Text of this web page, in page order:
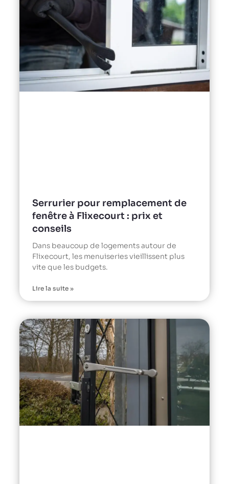
Serrurier pour remplacement de
fenêtre à Flixecourt : prix et
conseils
Dans beaucoup de logements autour de
Flixecourt, les menuiseries vieillissent plus
vite que les budgets.
Lire la suite »